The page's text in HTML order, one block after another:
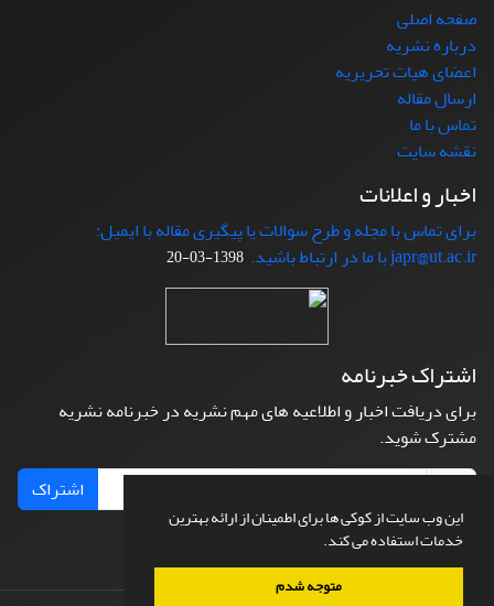
این وب سایت از کوکی ها برای اطمینان از ارائه بهترین
خدمات استفاده می کند.
متوجه شدم
صفحه اصلی
درباره نشریه
اعضای هیات تحریریه
ارسال مقاله
تماس با ما
نقشه سایت
اخبار و اعلانات
برای تماس با مجله و طرح سوالات یا پیگیری مقاله با ایمیل:
japr@ut.ac.ir با ما در ارتباط باشید.
1398-03-20
اشتراک خبرنامه
برای دریافت اخبار و اطلاعیه های مهم نشریه در خبرنامه نشریه
مشترک شوید.
اشتراک